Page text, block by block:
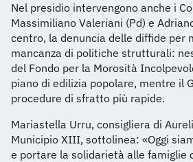
Nel presidio intervengono anche i
Massimiliano Valeriani (Pd) e
centro, la denuncia delle diffide per
mancanza di politiche strutturali:
del Fondo per la Morosità
piano di edilizia popolare, mentre il
procedure di sfratto più rapide.
Mariastella Urru, consigliera di
Municipio XIII, sottolinea: «Oggi
e portare la solidarietà alle famiglie